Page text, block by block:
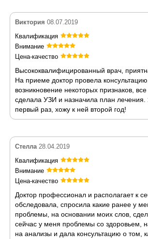
Виктория 08.07.2019
Квалификация
Внимание
Цена-качество
Высококвалифицированный врач,
На приеме доктор провела
возникновение некоторых признаков,
сделала УЗИ и назначила план
первый раз, хожу к ней второй год!
Стелла 28.04.2019
Квалификация
Внимание
Цена-качество
Доктор профессионал и располагает к
обследовала, спросила какие ранее у
проблемы, на основании моих слов,
сейчас у меня проблемы со здоровьем,
на анализы и дала консультацию о том,